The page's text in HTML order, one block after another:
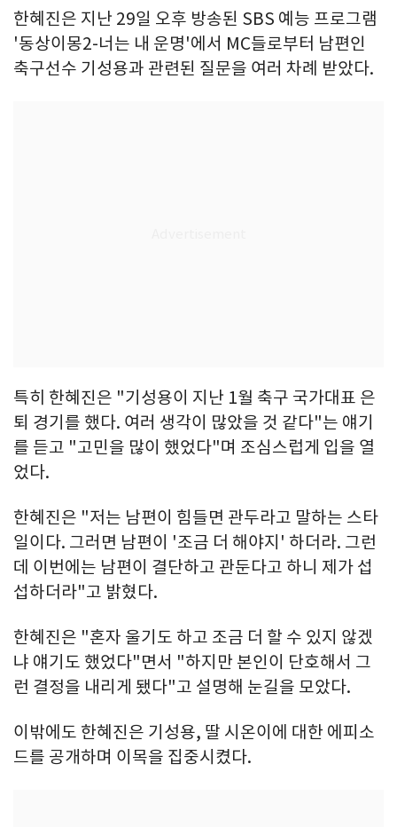
한혜진은 지난 29일 오후 방송된 SBS 예능 프로그램
'동상이몽2-너는 내 운명'에서 MC들로부터 남편인
축구선수 기성용과 관련된 질문을 여러 차례 받았다.
특히 한혜진은 "기성용이 지난 1월 축구 국가대표 은
퇴 경기를 했다. 여러 생각이 많았을 것 같다"는 얘기
를 듣고 "고민을 많이 했었다"며 조심스럽게 입을 열
었다.
한혜진은 "저는 남편이 힘들면 관두라고 말하는 스타
일이다. 그러면 남편이 '조금 더 해야지' 하더라. 그런
데 이번에는 남편이 결단하고 관둔다고 하니 제가 섭
섭하더라"고 밝혔다.
한혜진은 "혼자 울기도 하고 조금 더 할 수 있지 않겠
냐 얘기도 했었다"면서 "하지만 본인이 단호해서 그
런 결정을 내리게 됐다"고 설명해 눈길을 모았다.
이밖에도 한혜진은 기성용, 딸 시온이에 대한 에피소
드를 공개하며 이목을 집중시켰다.